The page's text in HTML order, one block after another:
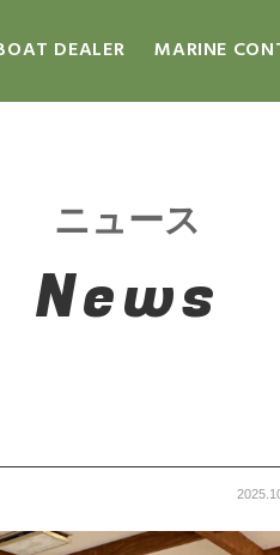
DEALER MARINE
ニュース
News